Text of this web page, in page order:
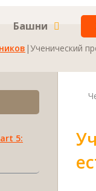
Башни
|Ученический
5: